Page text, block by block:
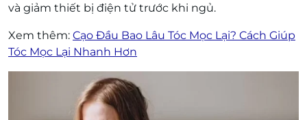
và giảm thiết bị điện tử trước khi ngủ.
Xem thêm: Cạo Đầu Bao Lâu Tóc Mọc Lại? Cách Giúp
Tóc Mọc Lại Nhanh Hơn